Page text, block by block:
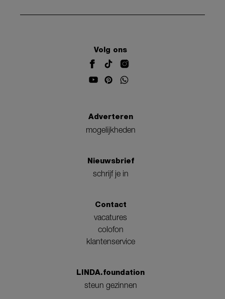
Volg ons
Adverteren
mogelijkheden
Nieuwsbrief
schrijf je in
Contact
vacatures
colofon
klantenservice
LINDA.foundation
steun gezinnen